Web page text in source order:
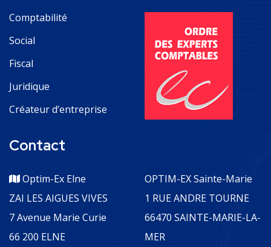
Comptabilité
Social
Fiscal
Juridique
Créateur d’entreprise
Contact
Optim-Ex Elne
ZAI LES AIGUES VIVES
7 Avenue Marie Curie
66 200 ELNE
OPTIM-EX Sainte-Marie
1 RUE ANDRE TOURNE
66470 SAINTE-MARIE-LA-
MER